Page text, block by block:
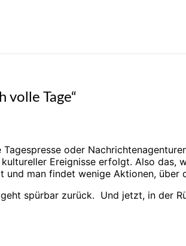
volle Tage“
oder
Ereignisse erfolgt. Also das,
man findet wenige Aktionen,
spürbar zurück. Und jetzt, in der